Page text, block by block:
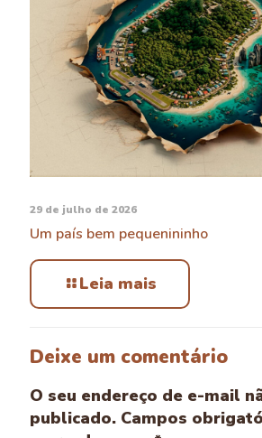
29 de julho de 2026
Um país bem pequenininho
Leia mais
Deixe um comentário
O seu endereço de e-mail
publicado. Campos